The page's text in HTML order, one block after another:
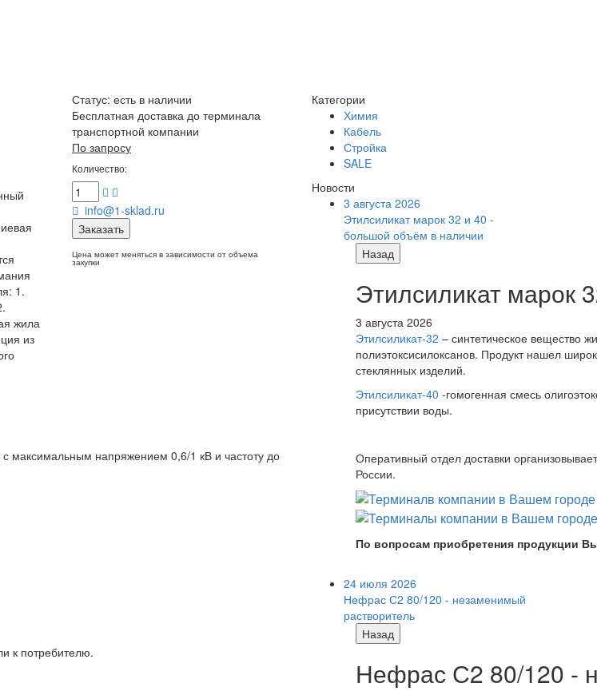
1.
жила
из
Статус: есть в наличии
Бесплатная доставка до терминала
транспортной компании
По запросу
Количество:
info@1-sklad.ru
Заказать
Цена может меняться в зависимости от объема
закупки
с максимальным напряжением 0,6/1 кВ и частоту до
к потребителю.
Категории
Химия
Кабель
Стройка
SALE
Новости
3 августа 2026
Этилсиликат марок 32 и 40 -
большой объём в наличии
Назад
Этилсиликат марок
3 августа 2026
Этилсиликат-32 – синтетическое вещество
полиэтоксисилоксанов. Продукт нашел
стеклянных изделий.
Этилсиликат-40 -гомогенная смесь
присутствии воды.
Оперативный отдел доставки
России.
По вопросам приобретения продукции
24 июля 2026
Нефрас С2 80/120 - незаменимый
растворитель
Назад
Нефрас С2 80/120 -